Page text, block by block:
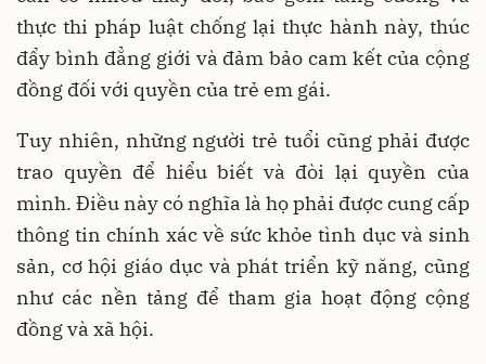
thực thi pháp luật chống lại thực hành này, thúc
đẩy bình đẳng giới và đảm bảo cam kết của cộng
đồng đối với quyền của trẻ em gái.
Tuy nhiên, những người trẻ tuổi cũng phải được
trao quyền để hiểu biết và đòi lại quyền của
mình. Điều này có nghĩa là họ phải được cung cấp
thông tin chính xác về sức khỏe tình dục và sinh
sản, cơ hội giáo dục và phát triển kỹ năng, cũng
như các nền tảng để tham gia hoạt động cộng
đồng và xã hội.